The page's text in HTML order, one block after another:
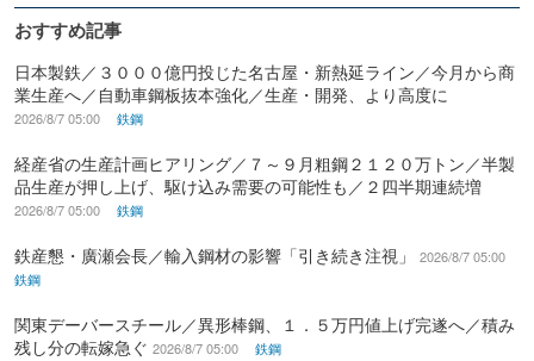
おすすめ記事
日本製鉄／３０００億円投じた名古屋・新熱延ライン／今月から商
業生産へ／自動車鋼板抜本強化／生産・開発、より高度に
2026/8/7 05:00 鉄鋼
経産省の生産計画ヒアリング／７～９月粗鋼２１２０万トン／半製
品生産が押し上げ、駆け込み需要の可能性も／２四半期連続増
2026/8/7 05:00 鉄鋼
鉄産懇・廣瀬会長／輸入鋼材の影響「引き続き注視」
2026/8/7 05:00
鉄鋼
関東デーバースチール／異形棒鋼、１．５万円値上げ完遂へ／積み
残し分の転嫁急ぐ 2026/8/7 05:00 鉄鋼